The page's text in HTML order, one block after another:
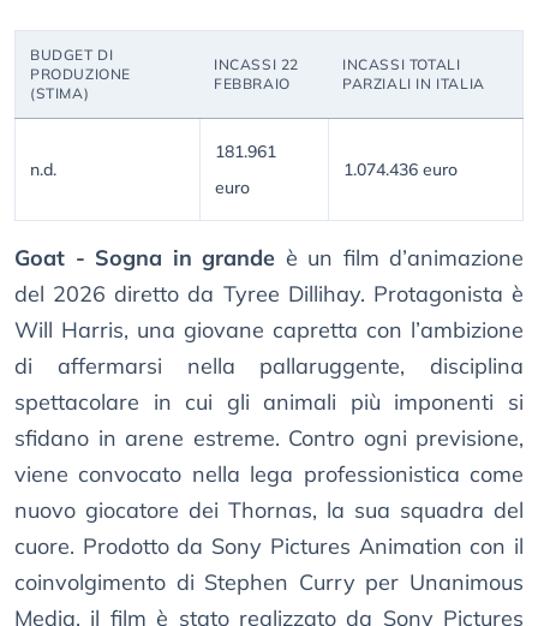
BUDGET DI
PRODUZIONE
(STIMA)
INCASSI 22
FEBBRAIO
INCASSI TOTALI
PARZIALI IN ITALIA
n.d.
181.961
euro
1.074.436 euro
Goat - Sogna in grande è un film d’animazione
del 2026 diretto da Tyree Dillihay. Protagonista è
Will Harris, una giovane capretta con l’ambizione
di affermarsi nella pallaruggente, disciplina
spettacolare in cui gli animali più imponenti si
sfidano in arene estreme. Contro ogni previsione,
viene convocato nella lega professionistica come
nuovo giocatore dei Thornas, la sua squadra del
cuore. Prodotto da Sony Pictures Animation con il
coinvolgimento di Stephen Curry per Unanimous
Media, il film è stato realizzato da Sony Pictures